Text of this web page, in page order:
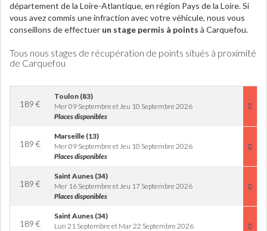
département de la Loire-Atlantique, en région Pays de la Loire. Si
vous avez commis une infraction avec votre véhicule, nous vous
conseillons de effectuer un stage permis à points à Carquefou.
Tous nous stages de récupération de points situés à proximité
de Carquefou
189 €
Toulon (83)
Mer 09 Septembre et Jeu 10 Septembre 2026
Places disponibles
189 €
Marseille (13)
Mer 09 Septembre et Jeu 10 Septembre 2026
Places disponibles
189 €
Saint Aunes (34)
Mer 16 Septembre et Jeu 17 Septembre 2026
Places disponibles
189 €
Saint Aunes (34)
Lun 21 Septembre et Mar 22 Septembre 2026